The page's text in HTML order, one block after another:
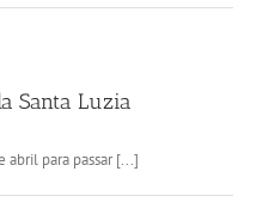
Santa Luzia
abril para passar [...]